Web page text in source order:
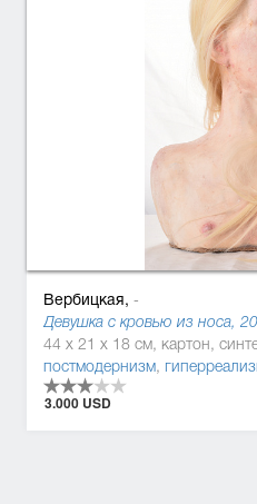
Вербицкая, -
Девушка с кровью из носа,
постмодернизм,
3.000 USD